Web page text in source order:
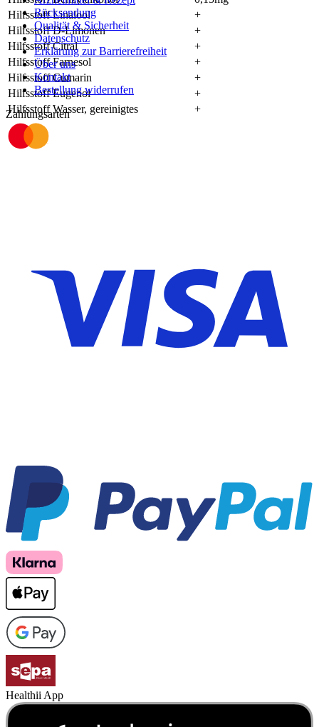
Hilfsstoff Linalool
+
Hilfsstoff D-Limonen
+
Hilfsstoff Citral
+
Hilfsstoff Farnesol
+
Hilfsstoff Cumarin
+
Hilfsstoff Eugenol
+
Hilfsstoff Wasser, gereinigtes
+
Rücksendung
Qualität & Sicherheit
Datenschutz
Erklärung zur Barrierefreiheit
Über uns
Kontakt
Bestellung widerrufen
Zahlungsarten
Healthii App